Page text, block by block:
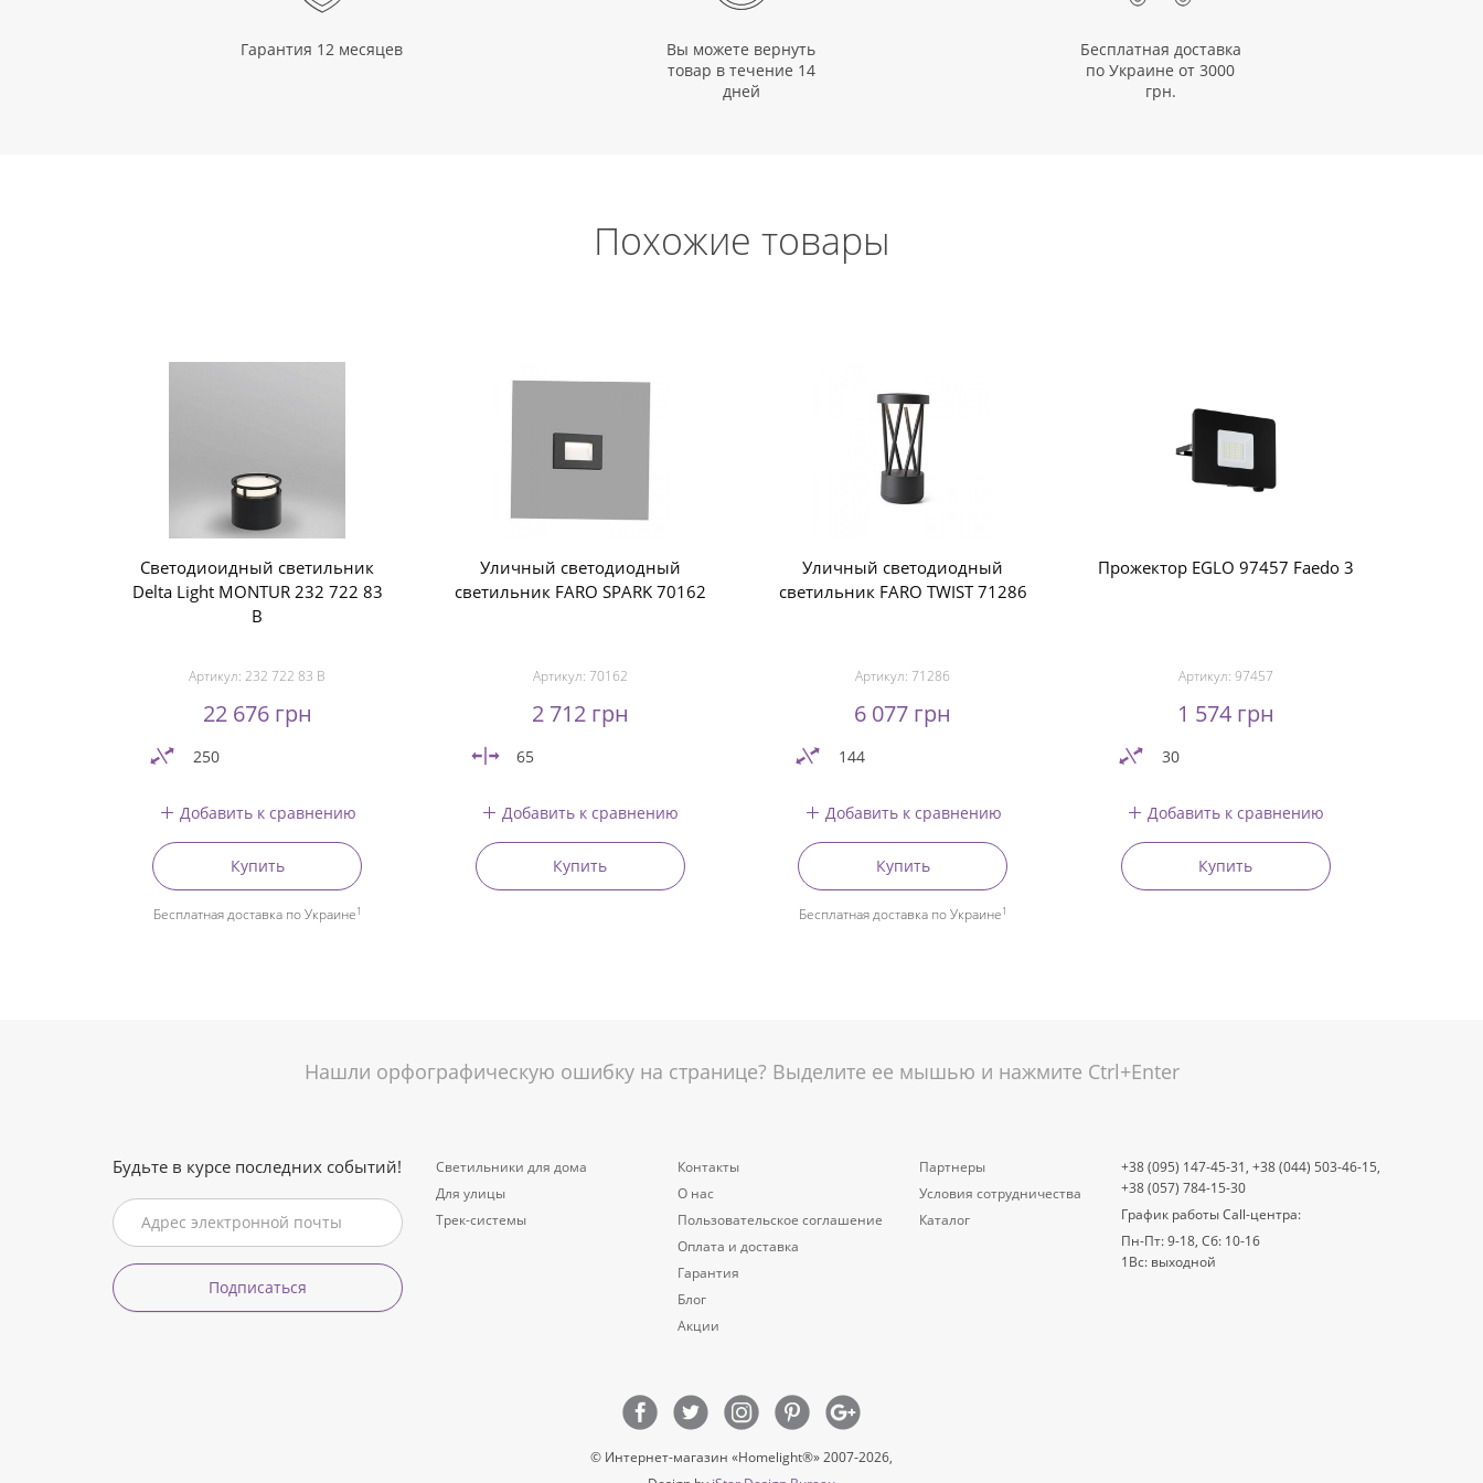
Гарантия 12 месяцев
Вы можете вернуть
товар в течение 14
дней
Бесплатная доставка
по Украине от 3000
грн.
Похожие товары
Светодиоидный светильник
Delta Light MONTUR 232 722 83
B
Артикул:232 722 83 B
22 676 грн
250
Добавить к сравнению
Купить
Бесплатная доставка по Украине1
Уличный светодиодный
светильник FARO SPARK 70162
Артикул: 70162
2 712 грн
65
Добавить к сравнению
Купить
Уличный светодиодный
светильник FARO TWIST 71286
Артикул: 71286
6 077 грн
144
Добавить к сравнению
Купить
Бесплатная доставка по Украине1
Прожектор EGLO 97457 Faedo 3
Артикул: 97457
1 574 грн
30
Добавить к сравнению
Купить
Нашли орфографическую ошибку на странице? Выделите ее мышью и нажмите Ctrl+Enter
Будьте в курсе последних событий!
Подписаться
Светильники для дома
Для улицы
Трек-системы
Контакты
О нас
Пользовательское соглашение
Оплата и доставка
Гарантия
Блог
Акции
Партнеры
Условия сотрудничества
Каталог
+38 (095) 147-45-31, +38 (044) 503-46-15,
+38 (057) 784-15-30
График работы Call-центра:
Пн-Пт: 9-18, Сб: 10-16
1Вс: выходной
© Интернет-магазин «Homelight®» 2007-2026,